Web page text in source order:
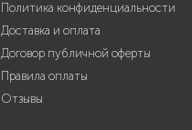
Политика конфиденциальности
Доставка и оплата
Договор публичной оферты
Правила оплаты
Отзывы